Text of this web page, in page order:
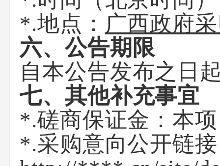
*.地点： 广西政府
六、公告期限
自本公告发布之日
七、其他补充事宜
*.磋商保证金：本
*.采购意向公开链